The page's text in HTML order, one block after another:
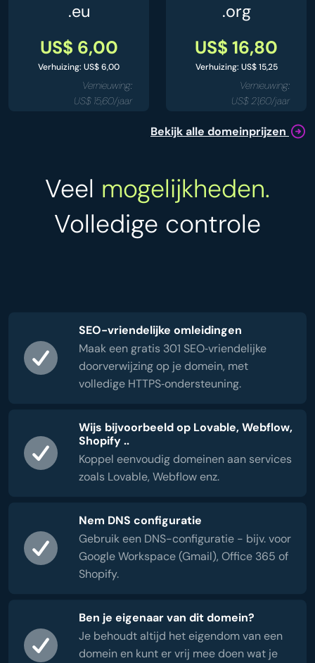
.eu
US$ 6,00
Verhuizing: US$ 6,00
Vernieuwing:
US$ 15,60/jaar
.org
US$ 16,80
Verhuizing: US$ 15,25
Vernieuwing:
US$ 21,60/jaar
Bekijk alle domeinprijzen
Veel mogelijkheden.
Volledige controle
SEO-vriendelijke omleidingen
Maak een gratis 301 SEO‑vriendelijke
doorverwijzing op je domein, met
volledige HTTPS‑ondersteuning.
Wijs bijvoorbeeld op Lovable, Webflow,
Shopify ..
Koppel eenvoudig domeinen aan services
zoals Lovable, Webflow enz.
Nem DNS configuratie
Gebruik een DNS-configuratie - bijv. voor
Google Workspace (Gmail), Office 365 of
Shopify.
Ben je eigenaar van dit domein?
Je behoudt altijd het eigendom van een
domein en kunt er vrij mee doen wat je